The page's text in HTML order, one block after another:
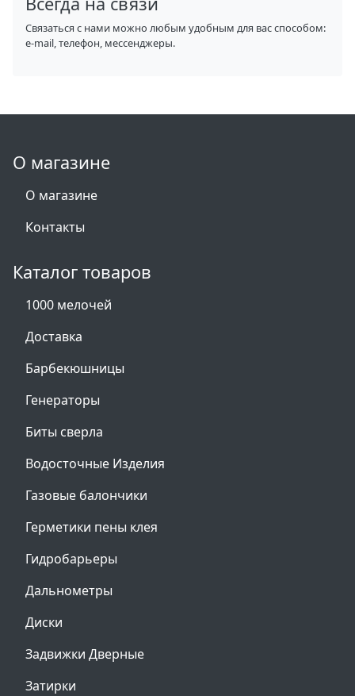
Связаться с нами можно любым удобным для вас способом:
e-mail, телефон, мессенджеры.
О магазине
О магазине
Контакты
Каталог товаров
1000 мелочей
Доставка
Барбекюшницы
Генераторы
Биты сверла
Водосточные Изделия
Газовые балончики
Герметики пены клея
Гидробарьеры
Дальнометры
Диски
Задвижки Дверные
Затирки